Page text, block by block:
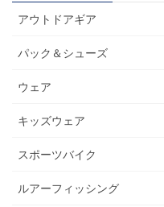
アウトドアギア
パック＆シューズ
ウェア
キッズウェア
スポーツバイク
ルアーフィッシング